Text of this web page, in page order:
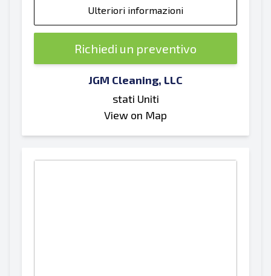
Ulteriori informazioni
Richiedi un preventivo
JGM Cleaning, LLC
stati Uniti
View on Map